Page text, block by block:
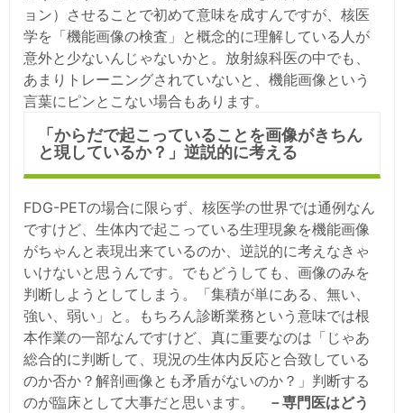
ョン）させることで初めて意味を成すんですが、核医
学を「機能画像の検査」と概念的に理解している人が
意外と少ないんじゃないかと。放射線科医の中でも、
あまりトレーニングされていないと、機能画像という
言葉にピンとこない場合もあります。
「からだで起こっていることを画像がきちん
と現しているか？」逆説的に考える
FDG-PETの場合に限らず、核医学の世界では通例なん
ですけど、生体内で起こっている生理現象を機能画像
がちゃんと表現出来ているのか、逆説的に考えなきゃ
いけないと思うんです。でもどうしても、画像のみを
判断しようとしてしまう。「集積が単にある、無い、
強い、弱い」と。もちろん診断業務という意味では根
本作業の一部なんですけど、真に重要なのは「じゃあ
総合的に判断して、現況の生体内反応と合致している
のか否か？解剖画像とも矛盾がないのか？」判断する
のが臨床として大事だと思います。
－専門医はどう